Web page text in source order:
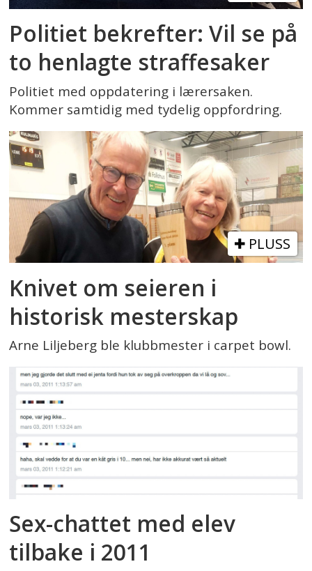
Politiet bekrefter: Vil se på
to henlagte straffesaker
Politiet med oppdatering i lærersaken.
Kommer samtidig med tydelig oppfordring.
PLUSS
Knivet om seieren i
historisk mesterskap
Arne Liljeberg ble klubbmester i carpet bowl.
Sex-chattet med elev
tilbake i 2011